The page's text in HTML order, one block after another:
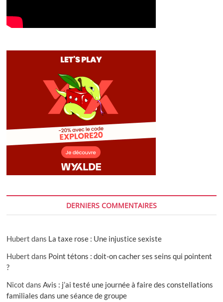
DERNIERS COMMENTAIRES
Hubert dans La taxe rose : Une injustice sexiste
Hubert dans Point tétons : doit-on cacher ses seins qui pointent
?
Nicot dansAvis : j’ai testé une journée à faire des constellations
familiales dans une séance de groupe